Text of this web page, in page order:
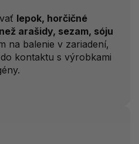
lepok, horčičné
arašidy, sezam, sóju
na balenie v zariadení,
kontaktu s výrobkami